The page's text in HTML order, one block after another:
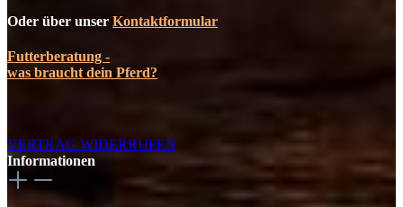
Oder über unser Kontaktformular
Futterberatung -
was braucht dein Pferd?
VERTRAG WIDERRUFEN
Informationen